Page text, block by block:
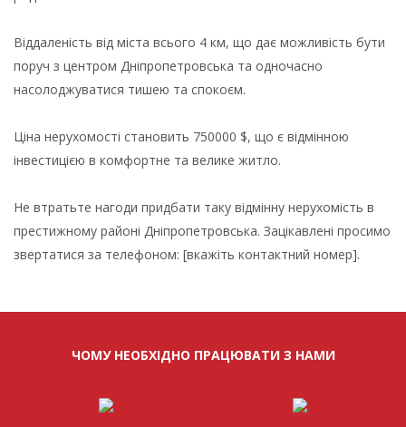
Віддаленість від міста всього 4 км, що дає можливість бути
поруч з центром Дніпропетровська та одночасно
насолоджуватися тишею та спокоєм.
Ціна нерухомості становить 750000 $, що є відмінною
інвестицією в комфортне та велике житло.
Не втратьте нагоди придбати таку відмінну нерухомість в
престижному районі Дніпропетровська. Зацікавлені просимо
звертатися за телефоном: [вкажіть контактний номер].
ЧОМУ НЕОБХІДНО ПРАЦЮВАТИ З НАМИ